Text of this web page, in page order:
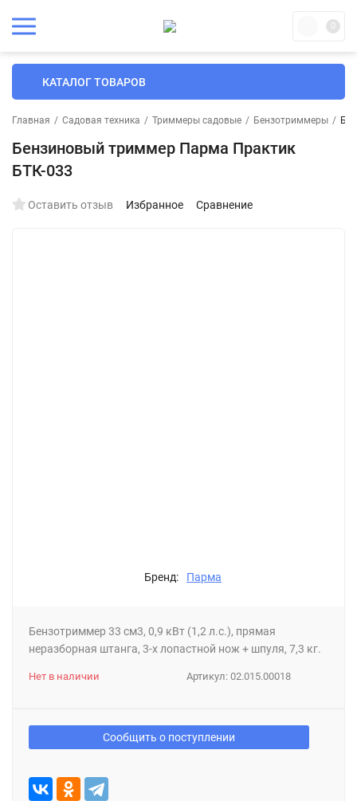
0
КАТАЛОГ ТОВАРОВ
Главная / Садовая техника / Триммеры садовые / Бензотриммеры /
Бензиновый триммер Парма Практик
БТК-033
Оставить отзыв Избранное Сравнение
Бренд: Парма
Бензотриммер 33 см3, 0,9 кВт (1,2 л.с.), прямая
неразборная штанга, 3-х лопастной нож + шпуля, 7,3 кг.
Артикул: 02.015.00018
Нет в наличии
Сообщить о поступлении